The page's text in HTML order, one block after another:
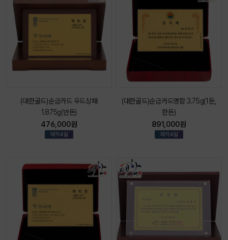
(대한골드)순금카드 우드상패
1.875g(반돈)
476,000원
(대한골드)순금카드명함 3.75g(1돈,
한돈)
891,000원